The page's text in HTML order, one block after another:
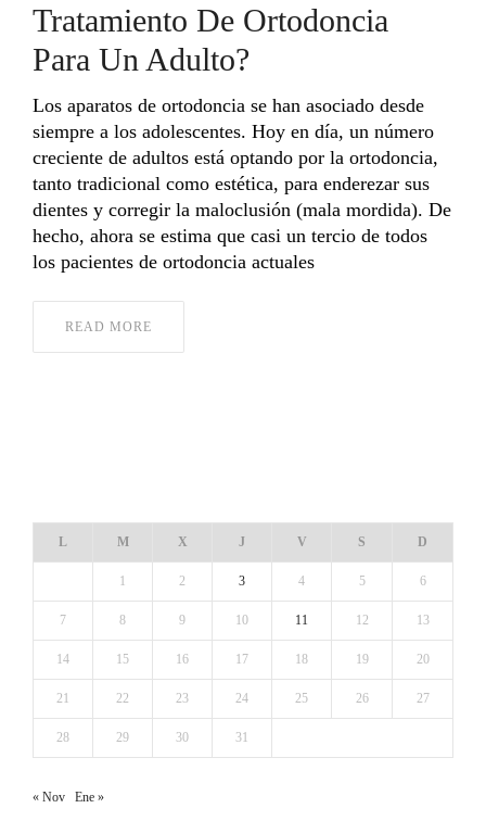
Tratamiento De Ortodoncia
Para Un Adulto?
Los aparatos de ortodoncia se han asociado desde
siempre a los adolescentes. Hoy en día, un número
creciente de adultos está optando por la ortodoncia,
tanto tradicional como estética, para enderezar sus
dientes y corregir la maloclusión (mala mordida). De
hecho, ahora se estima que casi un tercio de todos
los pacientes de ortodoncia actuales
READ MORE
L M X J V S D
1 2 3 4 5 6
7 8 9 10 11 12 13
14 15 16 17 18 19 20
21 22 23 24 25 26 27
28 29 30 31
« Nov Ene »